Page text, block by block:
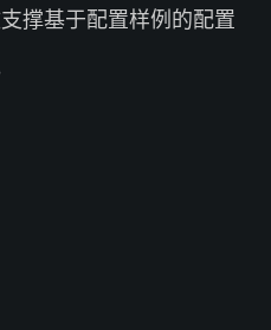
撑基于配置样例的配置